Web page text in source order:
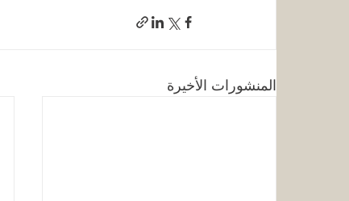
المنشورات الأخيرة